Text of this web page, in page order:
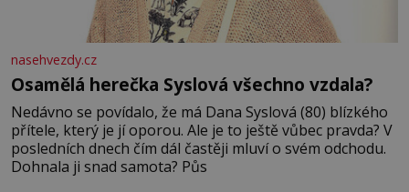
nasehvezdy.cz
Osamělá herečka Syslová všechno vzdala?
Nedávno se povídalo, že má Dana Syslová (80) blízkého
přítele, který je jí oporou. Ale je to ještě vůbec pravda? V
posledních dnech čím dál častěji mluví o svém odchodu.
Dohnala ji snad samota? Půs